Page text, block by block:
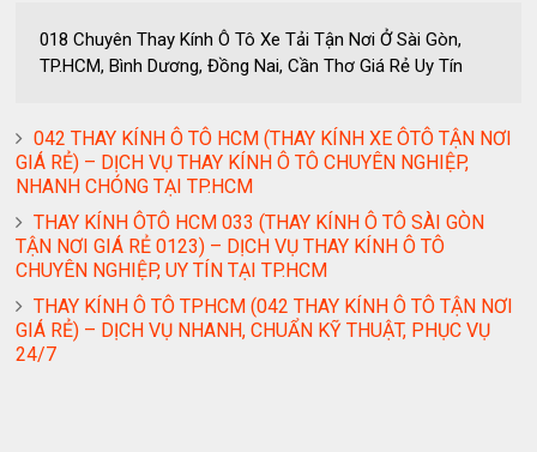
018 Chuyên Thay Kính Ô Tô Xe Tải Tận Nơi Ở Sài Gòn,
TP.HCM, Bình Dương, Đồng Nai, Cần Thơ Giá Rẻ Uy Tín
042 THAY KÍNH Ô TÔ HCM (THAY KÍNH XE ÔTÔ TẬN NƠI
GIÁ RẺ) – DỊCH VỤ THAY KÍNH Ô TÔ CHUYÊN NGHIỆP,
NHANH CHÓNG TẠI TP.HCM
THAY KÍNH ÔTÔ HCM 033 (THAY KÍNH Ô TÔ SÀI GÒN
TẬN NƠI GIÁ RẺ 0123) – DỊCH VỤ THAY KÍNH Ô TÔ
CHUYÊN NGHIỆP, UY TÍN TẠI TP.HCM
THAY KÍNH Ô TÔ TPHCM (042 THAY KÍNH Ô TÔ TẬN NƠI
GIÁ RẺ) – DỊCH VỤ NHANH, CHUẨN KỸ THUẬT, PHỤC VỤ
24/7